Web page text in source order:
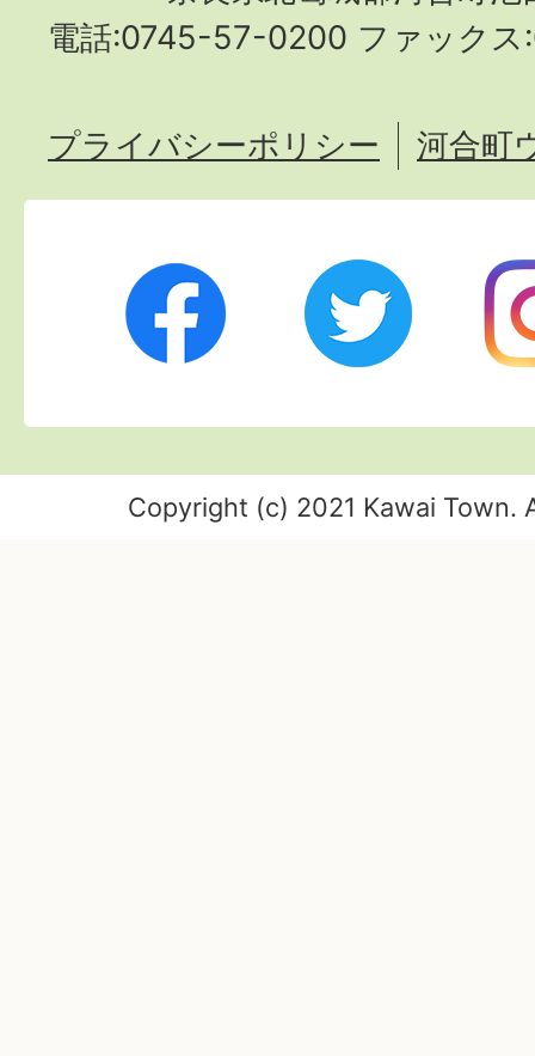
電話:0745-57-0200 ファック
Facebook Twitter
プライバシーポリシー 河合町
Copyright (c) 2021 Kawai Town.